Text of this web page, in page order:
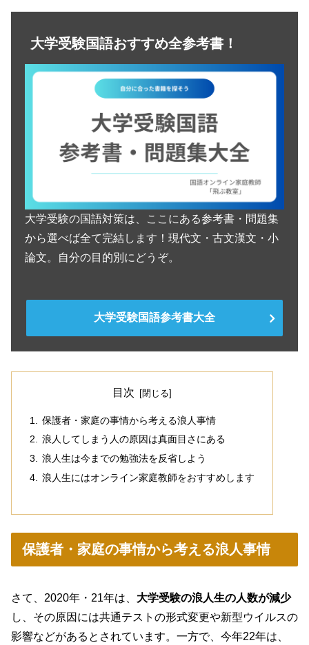
大学受験国語おすすめ全参考書！
大学受験の国語対策は、ここにある参考書・問題集
から選べば全て完結します！現代文・古文漢文・小
論文。自分の目的別にどうぞ。
大学受験国語参考書大全
目次
保護者・家庭の事情から考える浪人事情
浪人してしまう人の原因は真面目さにある
浪人生は今までの勉強法を反省しよう
浪人生にはオンライン家庭教師をおすすめします
保護者・家庭の事情から考える浪人事情
さて、2020年・21年は、 大学受験の浪人生の人数が減少
し、その原因には共通テストの形式変更や新型ウイルスの
影響などがあるとされています。一方で、今年22年は、